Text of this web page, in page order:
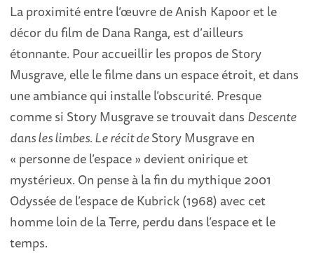
La proximité entre l’œuvre de Anish Kapoor et le
décor du film de Dana Ranga, est d’ailleurs
étonnante. Pour accueillir les propos de Story
Musgrave, elle le filme dans un espace étroit, et dans
une ambiance qui installe l’obscurité. Presque
comme si Story Musgrave se trouvait dans Descente
dans les limbes. Le récit deStory Musgrave en
« personne de l’espace » devient onirique et
mystérieux. On pense à la fin du mythique 2001
Odyssée de l’espace de Kubrick (1968) avec cet
homme loin de la Terre, perdu dans l’espace et le
temps.